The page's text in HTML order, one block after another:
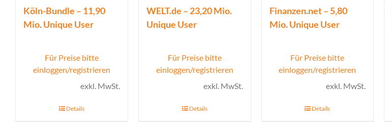
Köln-Bundle – 11,90
Mio. Unique User
Für Preise bitte
einloggen/registrieren
exkl. MwSt.
Details
WELT.de – 23,20 Mio.
Unique User
Für Preise bitte
einloggen/registrieren
exkl. MwSt.
Details
Finanzen.net – 5,80
Mio. Unique User
Für Preise bitte
einloggen/registrieren
exkl. MwSt.
Details